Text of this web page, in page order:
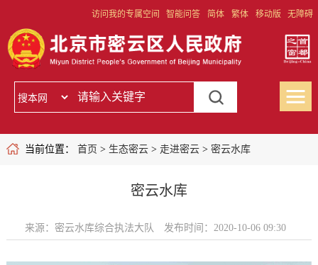
访问我的专属空间 智能问答 简体 繁体 移动版 无障碍
当前位置： 首页 > 生态密云> 走进密云> 密云水库
密云水库
来源：密云水库综合执法大队 发布时间：2020-10-06 09:30